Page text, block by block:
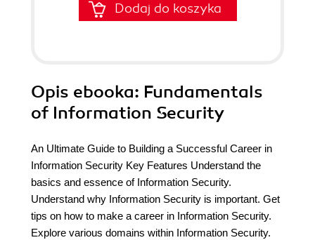
Dodaj do koszyka
Opis ebooka: Fundamentals
of Information Security
An Ultimate Guide to Building a Successful Career in
Information Security Key Features Understand the
basics and essence of Information Security.
Understand why Information Security is important. Get
tips on how to make a career in Information Security.
Explore various domains within Information Security.